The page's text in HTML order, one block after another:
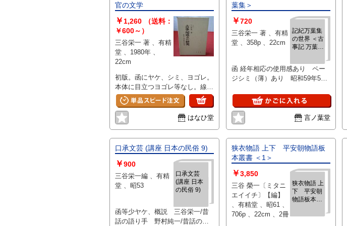
官の文学
￥ 1,260
（送料：
￥600～）
三谷栄一 著 、有精
堂 、1980年 、
22cm
初版。函にヤケ、シミ、ヨゴレ。
本体に目立つヨゴレ等なし。線引
き書き込み等見当たりません。
はなひ堂
葉集＞
記紀万葉集
の世界 ＜古
事記 万葉集
￥720
三谷栄一 著 、有精
堂 、358p 、22cm
函 経年相応の使用感あり ペー
ジシミ（薄）あり 昭和59年5
言ノ葉堂
口承文芸 (講座 日本の民俗 9)
口承文芸
(講座 日本
の民俗 9)
￥900
三谷栄一編 、有精
堂 、昭53
函等少ヤケ、概説 三谷栄一/昔
話の語り手 野村純一/昔話の地
狭衣物語 上下 平安朝物語板
本叢書 ＜1＞
狭衣物語 上
下 平安朝
物語板本叢
￥3,850
三谷 榮一〔ミタニ
エイイチ〕【編】
、有精堂 、昭61 、
706p 、22cm 、2冊